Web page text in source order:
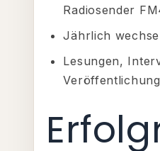
Radiosender
Jährlich
Lesungen,